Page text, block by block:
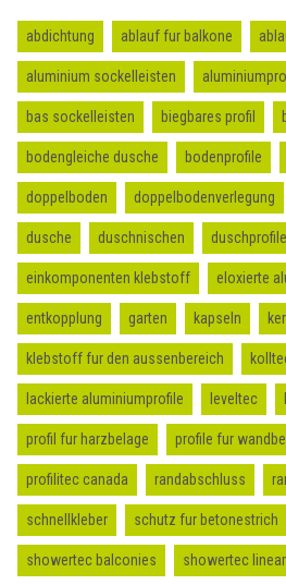
abdichtung ablauf fur balkone
aluminium sockelleisten
bas sockelleisten biegbares profil
bodengleiche dusche bodenprofile
doppelboden doppelbodenverlegung
dusche duschnischen duschprofile
einkomponenten klebstoff eloxierte
entkopplung garten kapseln
klebstoff fur den aussenbereich
lackierte aluminiumprofile leveltec
profil fur harzbelage profile fur
profilitec canada randabschluss
schnellkleber schutz fur betonestrich
showertec balconies showertec linear